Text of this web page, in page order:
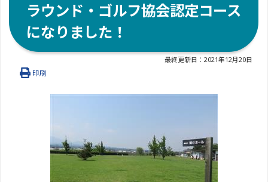
ラウンド・ゴルフ協会認定コース
になりました！
最終更新日：2021年12月20日
印刷